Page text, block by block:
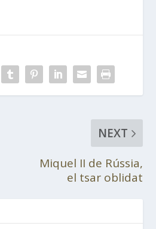
NEXT
Miquel II de Rússia,
el tsar oblidat